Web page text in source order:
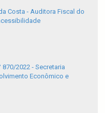
Costa - Auditora Fiscal do
870/2022 - Secretaria
Econômico e